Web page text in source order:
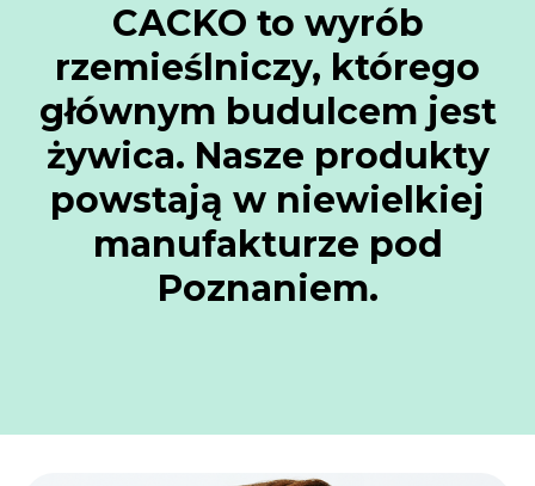
CACKO to wyrób
rzemieślniczy, którego
głównym budulcem jest
żywica. Nasze produkty
powstają w niewielkiej
manufakturze pod
Poznaniem.